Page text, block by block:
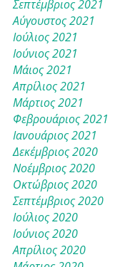
Σεπτέμβριος 2021
Αύγουστος 2021
Ιούλιος 2021
Ιούνιος 2021
Μάιος 2021
Απρίλιος 2021
Μάρτιος 2021
Φεβρουάριος 2021
Ιανουάριος 2021
Δεκέμβριος 2020
Νοέμβριος 2020
Οκτώβριος 2020
Σεπτέμβριος 2020
Ιούλιος 2020
Ιούνιος 2020
Απρίλιος 2020